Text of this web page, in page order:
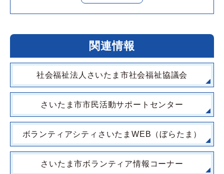
関連情報
社会福祉法人さいたま市社会福祉協議会
さいたま市市民活動サポートセンター
ボランティアシティさいたまWEB（ぼらたま）
さいたま市ボランティア情報コーナー